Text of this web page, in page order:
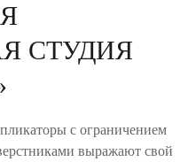
СТУДИЯ
с ограничением
выражают свой